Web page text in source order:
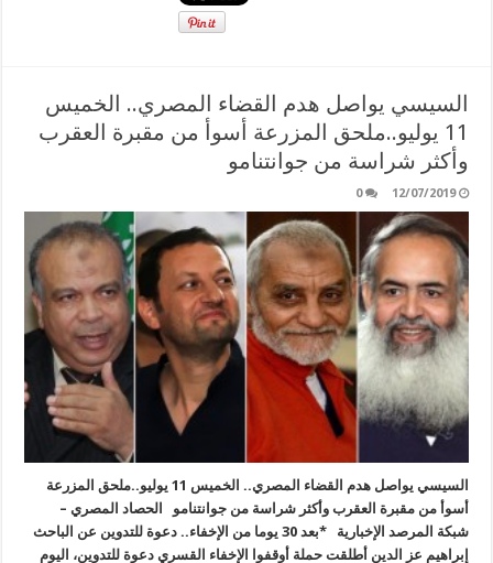
السيسي يواصل هدم القضاء المصري.. الخميس
11 يوليو..ملحق المزرعة أسوأ من مقبرة العقرب
وأكثر شراسة من جوانتنامو
12/07/2019
0
السيسي يواصل هدم القضاء المصري.. الخميس 11 يوليو..ملحق المزرعة
أسوأ من مقبرة العقرب وأكثر شراسة من جوانتنامو الحصاد المصري –
شبكة المرصد الإخبارية *بعد 30 يوما من الإخفاء.. دعوة للتدوين عن الباحث
إبراهيم عز الدين أطلقت حملة أوقفوا الإخفاء القسري دعوة للتدوين، اليوم